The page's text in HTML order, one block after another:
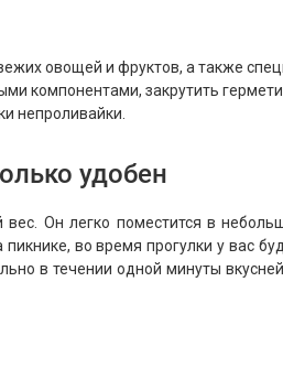
овощей и фруктов, а также
компонентами, закрутить
непроливайки.
удобен
Он легко поместится в
во время прогулки у вас
в течении одной минуты